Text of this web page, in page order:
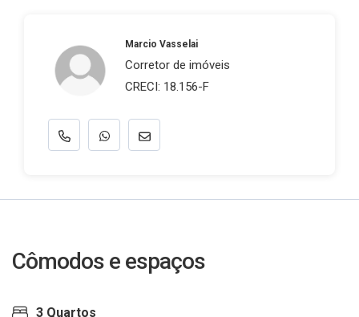
Marcio Vasselai
Corretor de imóveis
CRECI: 18.156-F
Cômodos e espaços
3 Quartos